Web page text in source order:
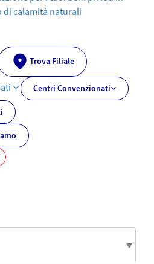
di calamità naturali
Trova Filiale
Centri Convenzionati